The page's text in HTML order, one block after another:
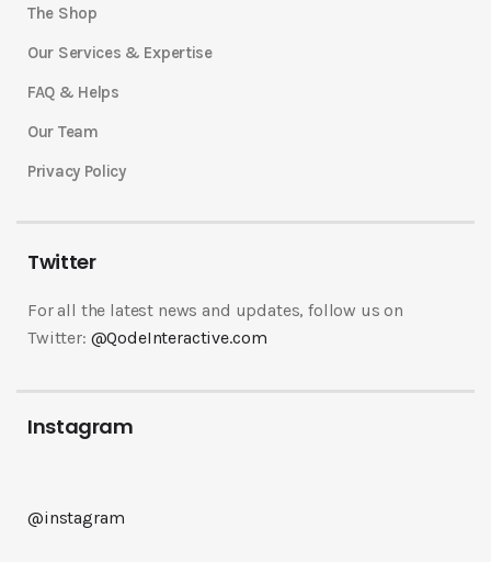
The Shop
Our Services & Expertise
FAQ & Helps
Our Team
Privacy Policy
Twitter
For all the latest news and updates, follow us on
Twitter: @QodeInteractive.com
Instagram
@instagram